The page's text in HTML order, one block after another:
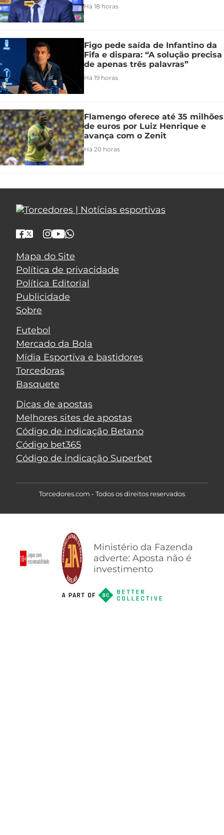
Há 18 horas
Figo pede saída de Infantino da
Fifa e dispara: “A solução precisa
de apenas três palavras”
Há 19 horas
Flamengo oferece até 35 milhões
de euros por Luiz Henrique e
avança com o Zenit
Há 20 horas
Mapa do Site
Política de privacidade
Política Editorial
Publicidade
Sobre
Futebol
Mercado da Bola
Mídia Esportiva e bastidores
Torcedoras
Basquete
Dicas de apostas
Melhores sites de apostas
Código de indicação Betano
Código bet365
Código de indicação Superbet
Torcedores.com - Todos os direitos reservados
Ministério da Fazenda
adverte: Aposta não é
investimento